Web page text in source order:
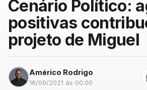
Cenário Político:
positivas
projeto de Miguel
Américo Rodrigo
16/09/2021 às 00:00